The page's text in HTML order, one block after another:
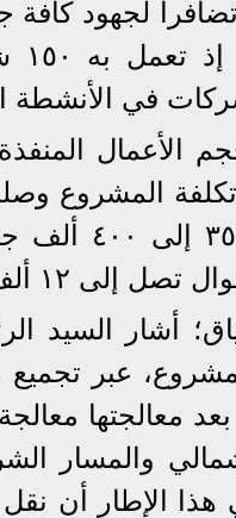
لجهود كافة
في الأنشطة
الأعمال
بتكلفة
إلى ١٢ ألف كم.
أشار السيد
للمشروع، عبر
معالجتها
هذا الإطار أن